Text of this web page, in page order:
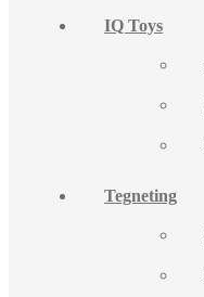
IQ Toys
Tegneting